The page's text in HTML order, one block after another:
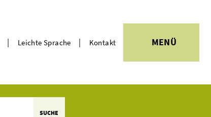
| Leichte Sprache | Kontakt MENÜ
SUCHE